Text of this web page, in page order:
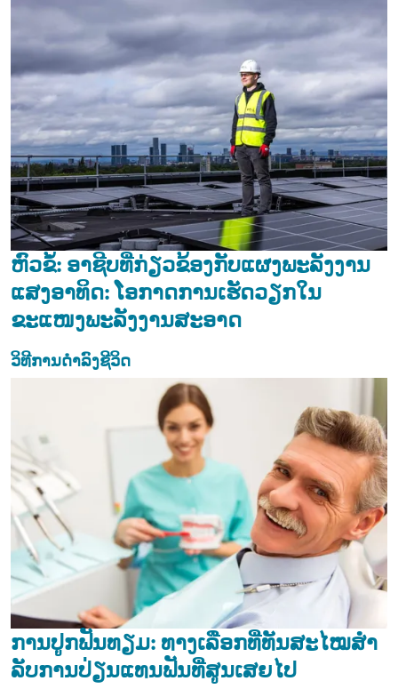
ຫົວຂໍ້: ອາຊີບທີ່ກ່ຽວຂ້ອງກັບແຜງພະລັງງານ
ແສງອາທິດ: ໂອກາດການເຮັດວຽກໃນ
ຂະແໜງພະລັງງານສະອາດ
ວິທີການດຳລົງຊີວິດ
ກາ​ນ​ປູກ​ຟັນ​ທຽມ: ທາງ​ເລືອກ​ທີ່​ທັນ​ສະ​ໄໝ​ສຳ​
ລັບ​ການ​ປ່ຽນ​ແທນ​ຟັນ​ທີ່​ສູນ​ເສຍ​ໄປ